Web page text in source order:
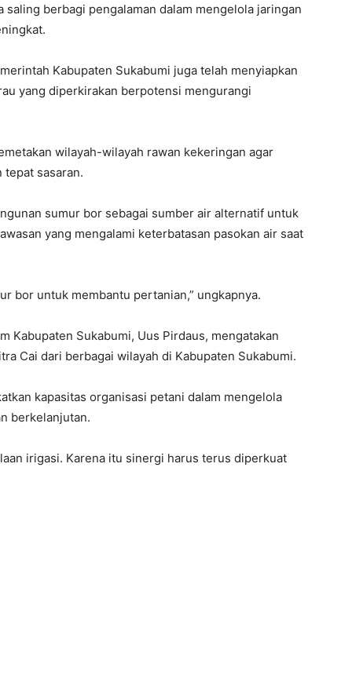
berbagi pengalaman dalam mengelola jaringan
Kabupaten Sukabumi juga telah menyiapkan
yang diperkirakan berpotensi mengurangi
wilayah-wilayah rawan kekeringan agar
tepat sasaran.
sumur bor sebagai sumber air alternatif untuk
yang mengalami keterbatasan pasokan air saat
bor untuk membantu pertanian,” ungkapnya.
Kabupaten Sukabumi, Uus Pirdaus, mengatakan
Cai dari berbagai wilayah di Kabupaten Sukabumi.
kapasitas organisasi petani dalam mengelola
berkelanjutan.
irigasi. Karena itu sinergi harus terus diperkuat